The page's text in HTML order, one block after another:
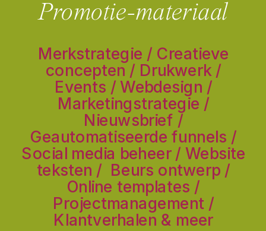
Promotie-materiaal
Merkstrategie / Creatieve
concepten / Drukwerk /
Events / Webdesign /
Marketingstrategie /
Nieuwsbrief /
Geautomatiseerde funnels /
Social media beheer / Website
teksten / Beurs ontwerp /
Online templates /
Projectmanagement /
Klantverhalen & meer